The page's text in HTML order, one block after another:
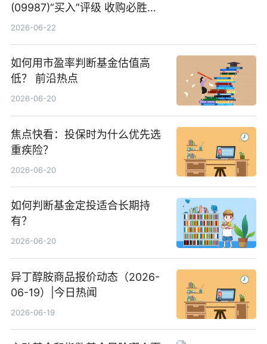
(09987)“买入”评级 收购必胜客
中国增厚利润加速成长 信息
2026-06-22
如何用市盈率判断基金估值高
低？ 前沿热点
2026-06-20
焦点快看：投保时为什么优先选
重疾险？
2026-06-20
如何判断基金定投适合长期持
有？
2026-06-20
异丁醇胺商品报价动态（2026-
06-19）|今日热闻
2026-06-19